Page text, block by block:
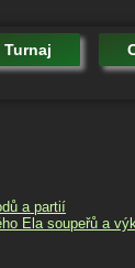
Turnaj
a partií
Ela soupeřů a